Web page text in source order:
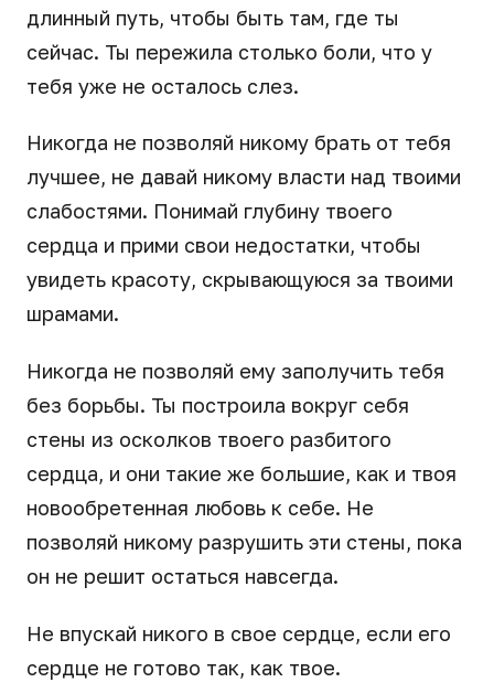
длинный путь, чтобы быть там, где ты
сейчас. Ты пережила столько боли, что у
тебя уже не осталось слез.
Никогда не позволяй никому брать от тебя
лучшее, не давай никому власти над твоими
слабостями. Понимай глубину твоего
сердца и прими свои недостатки, чтобы
увидеть красоту, скрывающуюся за твоими
шрамами.
Никогда не позволяй ему заполучить тебя
без борьбы. Ты построила вокруг себя
стены из осколков твоего разбитого
сердца, и они такие же большие, как и твоя
новообретенная любовь к себе. Не
позволяй никому разрушить эти стены, пока
он не решит остаться навсегда.
Не впускай никого в свое сердце, если его
сердце не готово так, как твое.